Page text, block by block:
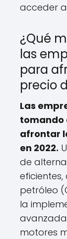
acceder
¿Qué
las
para
precio
Las
tomando
afrontar
en 2022.
de
petróleo
la
motores